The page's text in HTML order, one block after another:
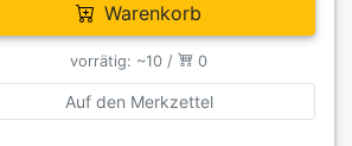
Warenkorb
vorrätig: ~10 / 0
Auf den Merkzettel